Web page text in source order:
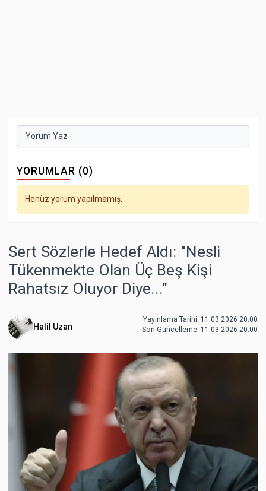
Yorum Yaz
YORUMLAR (0)
Henüz yorum yapılmamış.
Sert Sözlerle Hedef Aldı: "Nesli
Tükenmekte Olan Üç Beş Kişi
Rahatsız Oluyor Diye..."
Halil Uzan
Yayınlama Tarihi: 11.03.2026 20:00
Son Güncelleme: 11.03.2026 20:00